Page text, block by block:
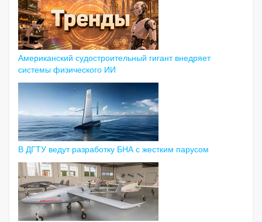
Американский судостроительный гигант внедряет
системы физического ИИ
В ДГТУ ведут разработку БНА с жестким парусом